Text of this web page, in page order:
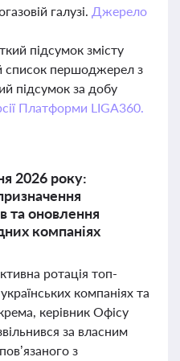
галузі. Джерело
підсумок змісту
список першоджерел з
підсумок за добу
Платформи LIGA360.
2026 року:
та оновлення
компаніях
ротація топ-
компаніях та
керівник Офісу
за власним
з